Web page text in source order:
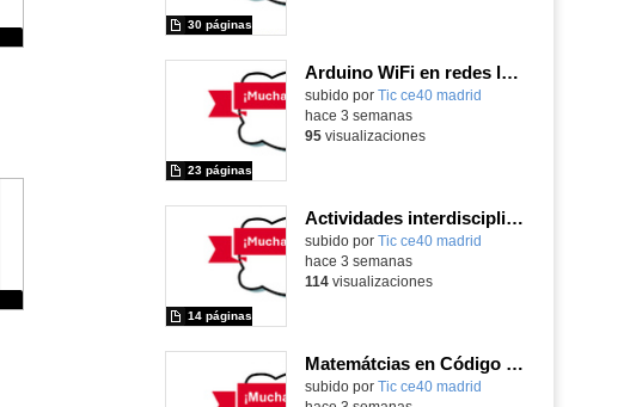
30 páginas
Arduino WiFi en redes locales
Contenido educativo.
subido por Tic ce40 madrid
23 páginas
hace 3 semanas
95visualizaciones
Actividades interdisciplinares con robótica y pensamiento computacional
Contenido educativo.
subido por Tic ce40 madrid
14 páginas
hace 3 semanas
114visualizaciones
Matemátcias en Código Escuela 4.0
Contenido educativo.
subido por Tic ce40 madrid